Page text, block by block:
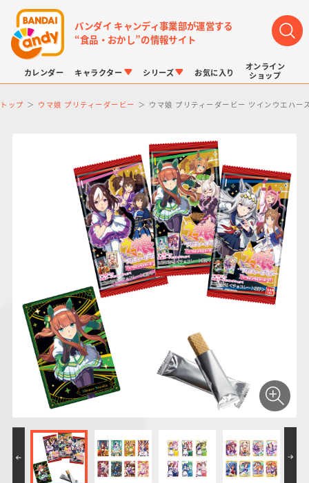
バンダイ キャンディ事業部が運営する
“食品・おかし”の情報サイト
カレンダー キャラクター
LINK TRAVELERS
仮面ライダーシリー
ズ
PROJECT R.E.D.・
スーパー戦隊シリー
ズ
プリキュアシリーズ
ポケットモンスター
ドラゴンボール
サンリオキャラクタ
ーズ
シリーズ
チョコボックス
キャラパキ
つりグミ
チョコサプ
SMPシリーズ
ポケモンキッズ
キャラデコ
お気に入り
オンライン
ショップ
トップ ウマ娘 プリティーダービー ウマ娘 プリティーダービー ツインウエハー